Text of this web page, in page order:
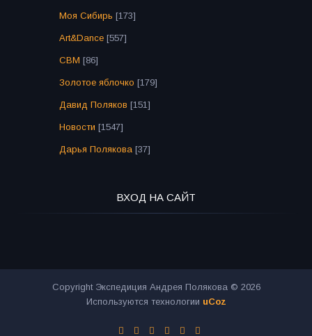
Моя Сибирь [173]
Art&Dance [557]
СВМ [86]
Золотое яблочко [179]
Давид Поляков [151]
Новости [1547]
Дарья Полякова [37]
ВХОД НА САЙТ
Copyright Экспедиция Андрея Полякова © 2026
Используются технологии uCoz